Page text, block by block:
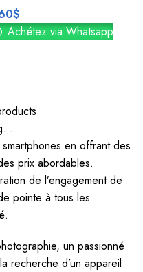
$
Achétez via Whatsapp
smartphones en offrant des
prix abordables.
de l’engagement de
pointe à tous les
un passionné
recherche d’un appareil